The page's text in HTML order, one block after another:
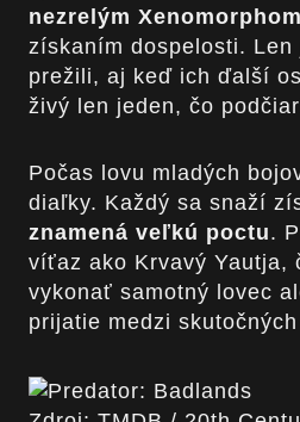
nezrelým Xenomorphom
získaním dospelosti.
prežili, aj keď ich ďalší
živý len jeden, čo
Počas lovu mladých
diaľky. Každý sa snaží
znamená veľkú poctu.
víťaz ako Krvavý Yautja,
vykonať samotný lovec
prijatie medzi